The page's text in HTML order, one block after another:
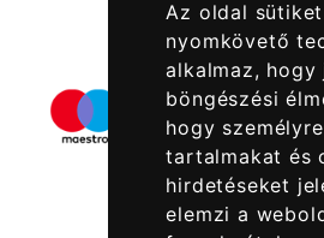
Az oldal
nyomkövető
alkalmaz, hogy
böngészési
hogy
tartalmakat és
hirdetéseket
elemzi a